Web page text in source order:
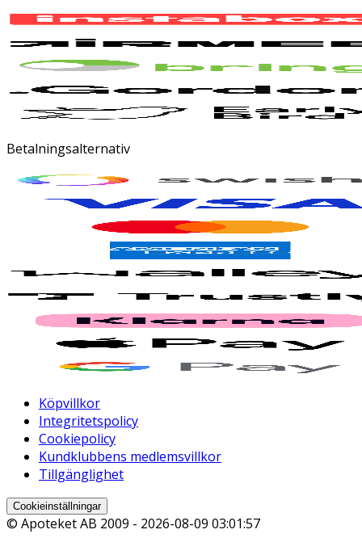
Betalningsalternativ
Köpvillkor
Integritetspolicy
Cookiepolicy
Kundklubbens medlemsvillkor
Tillgänglighet
Cookieinställningar
© Apoteket AB 2009 - 2026-08-09 03:01:57